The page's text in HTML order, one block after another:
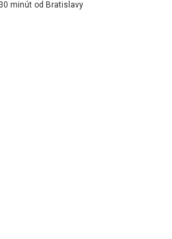
minút od Bratislavy